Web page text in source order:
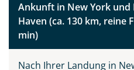
Ankunft in New York und
Haven (ca. 130 km, reine
min)
Nach Ihrer Landung in